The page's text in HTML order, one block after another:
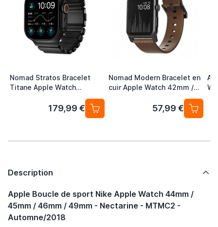
Nomad Stratos Bracelet
Titane Apple Watch
179,99 €
Nomad Modern Bracelet en
cuir Apple Watch 42mm /
44mm / 45mm / 49mm Noir
57,99 €
Description
Apple Boucle de sport Nike Apple Watch 44mm /
45mm / 46mm / 49mm - Nectarine - MTMC2 -
Automne/2018